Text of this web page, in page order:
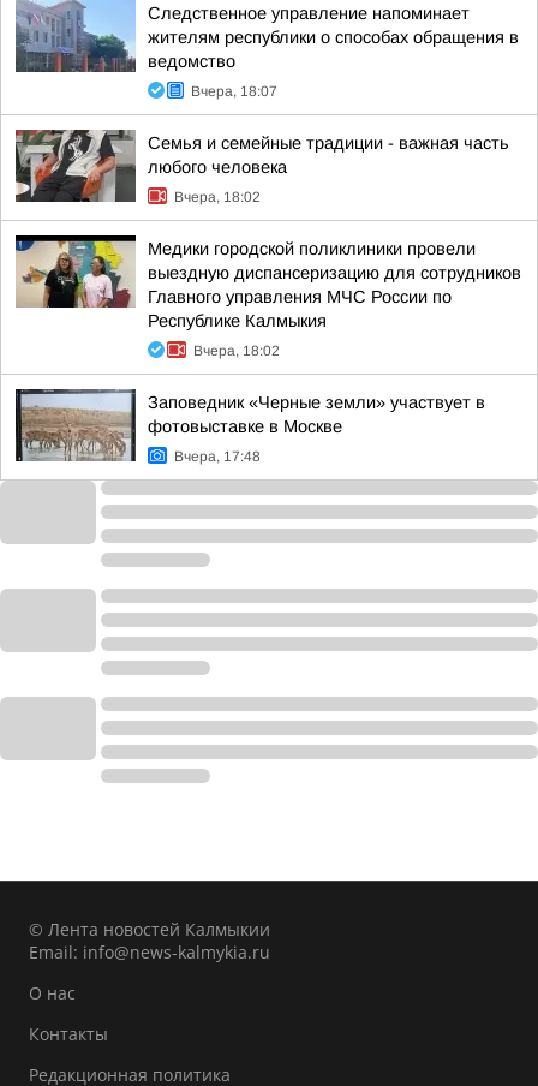
Следственное управление напоминает
жителям республики о способах обращения в
ведомство
Вчера, 18:07
Семья и семейные традиции - важная часть
любого человека
Вчера, 18:02
Медики городской поликлиники провели
выездную диспансеризацию для сотрудников
Главного управления МЧС России по
Республике Калмыкия
Вчера, 18:02
Заповедник «Черные земли» участвует в
фотовыставке в Москве
Вчера, 17:48
© Лента новостей Калмыкии
Email: info@news-kalmykia.ru
О нас
Контакты
Редакционная политика